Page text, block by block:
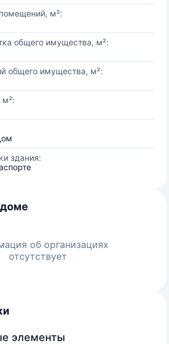
м²:
общего имущества, м²:
общего имущества, м²:
м²:
здания:
об организациях
отсутствует
элементы